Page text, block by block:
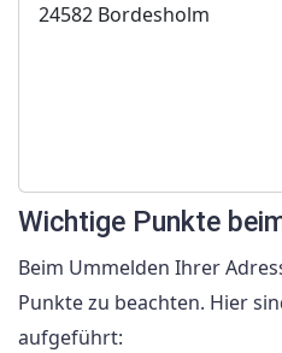
24582 Bordesholm
Wichtige Punkte
Beim Ummelden Ihrer
Punkte zu beachten. Hier
aufgeführt: